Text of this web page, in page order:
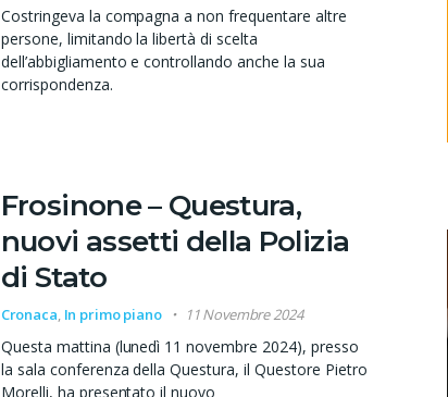
Costringeva la compagna a non frequentare altre
persone, limitando la libertà di scelta
dell’abbigliamento e controllando anche la sua
corrispondenza.
Frosinone – Questura,
nuovi assetti della Polizia
di Stato
Cronaca, In primo piano 11 Novembre 2024
Questa mattina (lunedì 11 novembre 2024), presso
la sala conferenza della Questura, il Questore Pietro
Morelli, ha presentato il nuovo